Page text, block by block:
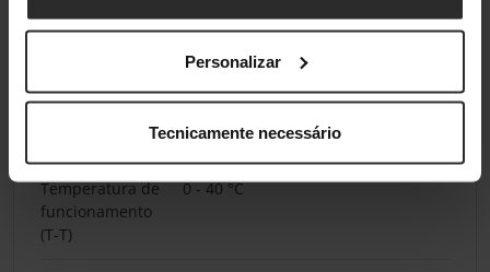
Personalizar
Tecnicamente necessário
Condições ambientais
Temperatura de
funcionamento
(T-T)
0 - 40 °C